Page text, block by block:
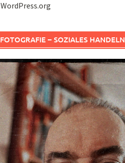
WordPress.org
FOTOGRAFIE – SOZIALES HANDELN